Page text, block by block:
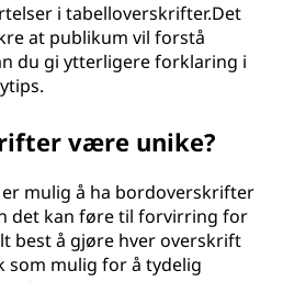
i tabelloverskrifter.Det
at publikum vil forstå
du gi ytterligere forklaring i
være unike?
mulig å ha bordoverskrifter
det kan føre til forvirring for
best å gjøre hver overskrift
som mulig for å tydelig